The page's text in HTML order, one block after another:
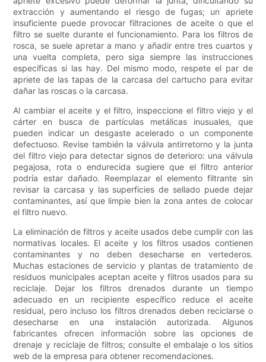
extracción y aumentando el riesgo de fugas; un apriete
insuficiente puede provocar filtraciones de aceite o que el
filtro se suelte durante el funcionamiento. Para los filtros de
rosca, se suele apretar a mano y añadir entre tres cuartos y
una vuelta completa, pero siga siempre las instrucciones
específicas si las hay. Del mismo modo, respete el par de
apriete de las tapas de la carcasa del cartucho para evitar
dañar las roscas o la carcasa.
Al cambiar el aceite y el filtro, inspeccione el filtro viejo y el
cárter en busca de partículas metálicas inusuales, que
pueden indicar un desgaste acelerado o un componente
defectuoso. Revise también la válvula antirretorno y la junta
del filtro viejo para detectar signos de deterioro: una válvula
pegajosa, rota o endurecida sugiere que el filtro anterior
podría estar dañado. Reemplazar el elemento filtrante sin
revisar la carcasa y las superficies de sellado puede dejar
contaminantes, así que limpie bien la zona antes de colocar
el filtro nuevo.
La eliminación de filtros y aceite usados ​​debe cumplir con las
normativas locales. El aceite y los filtros usados ​​contienen
contaminantes y no deben desecharse en vertederos.
Muchas estaciones de servicio y plantas de tratamiento de
residuos municipales aceptan aceite y filtros usados ​​para su
reciclaje. Dejar los filtros drenados durante un tiempo
adecuado en un recipiente específico reduce el aceite
residual, pero incluso los filtros drenados deben reciclarse o
desecharse en una instalación autorizada. Algunos
fabricantes ofrecen información sobre las opciones de
drenaje y reciclaje de filtros; consulte el embalaje o los sitios
web de la empresa para obtener recomendaciones.